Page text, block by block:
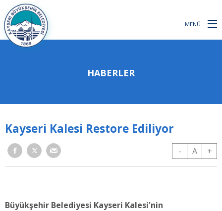
MENÜ
HABERLER
Kayseri Kalesi Restore Ediliyor
- A +
Büyükşehir Belediyesi Kayseri Kalesi'nin